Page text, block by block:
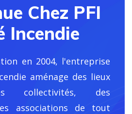
Chez PFI
Incendie
en 2004, l'entreprise
aménage des lieux
collectivités, des
associations de tout